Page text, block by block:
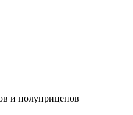
и полуприцепов